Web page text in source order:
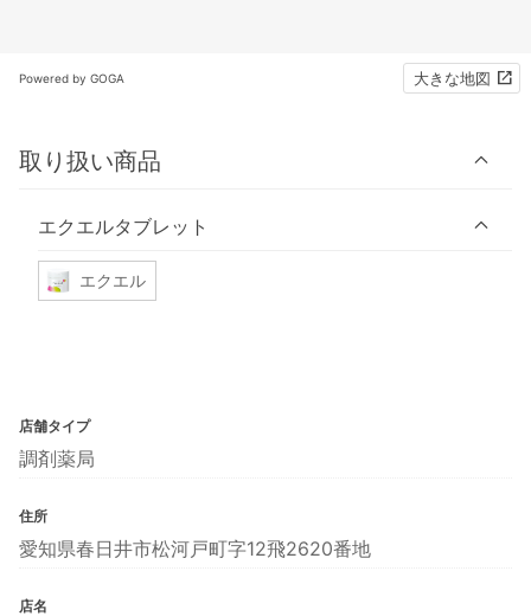
Powered by GOGA 大きな地図
取り扱い商品
エクエルタブレット
エクエル
店舗タイプ
調剤薬局
住所
愛知県春日井市松河戸町字12飛2620番地
店名